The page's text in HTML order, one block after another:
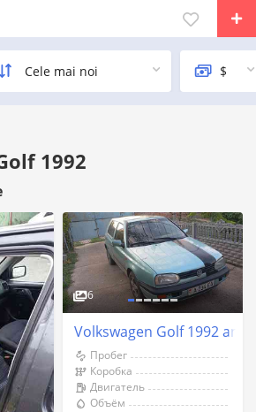
1992
6
Volkswagen Golf 1992 an
Пробег
Коробка
Двигатель
Объём